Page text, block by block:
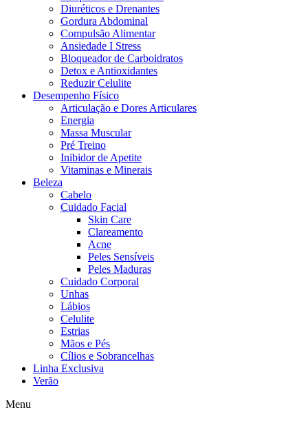
Diuréticos e Drenantes
Gordura Abdominal
Compulsão Alimentar
Ansiedade I Stress
Bloqueador de Carboidratos
Detox e Antioxidantes
Reduzir Celulite
Desempenho Físico
Articulação e Dores Articulares
Energia
Massa Muscular
Pré Treino
Inibidor de Apetite
Vitaminas e Minerais
Beleza
Cabelo
Cuidado Facial
Skin Care
Clareamento
Acne
Peles Sensíveis
Peles Maduras
Cuidado Corporal
Unhas
Lábios
Celulite
Estrias
Mãos e Pés
Cílios e Sobrancelhas
Linha Exclusiva
Verão
Menu